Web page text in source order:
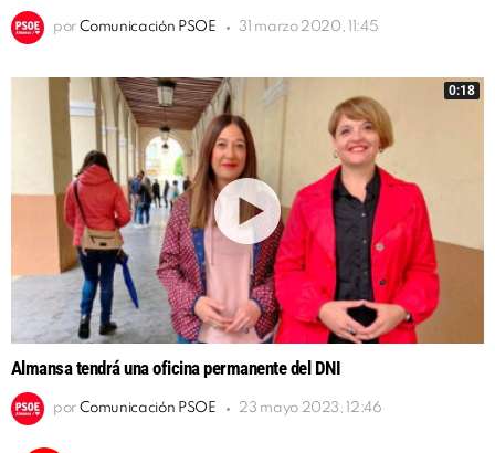
por Comunicación PSOE 31 marzo 2020, 11:45
0:18
Almansa tendrá una oficina permanente del DNI
por Comunicación PSOE 23 mayo 2023, 12:46